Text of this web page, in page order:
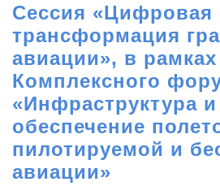
Экспо"
Павильон
2,
зал
5
+7
(495)
477-
33-81
Сессия «Цифровая
трансформация
авиации», в рамках
Комплексного
«Инфраструктура и
обеспечение
пилотируемой и
авиации»